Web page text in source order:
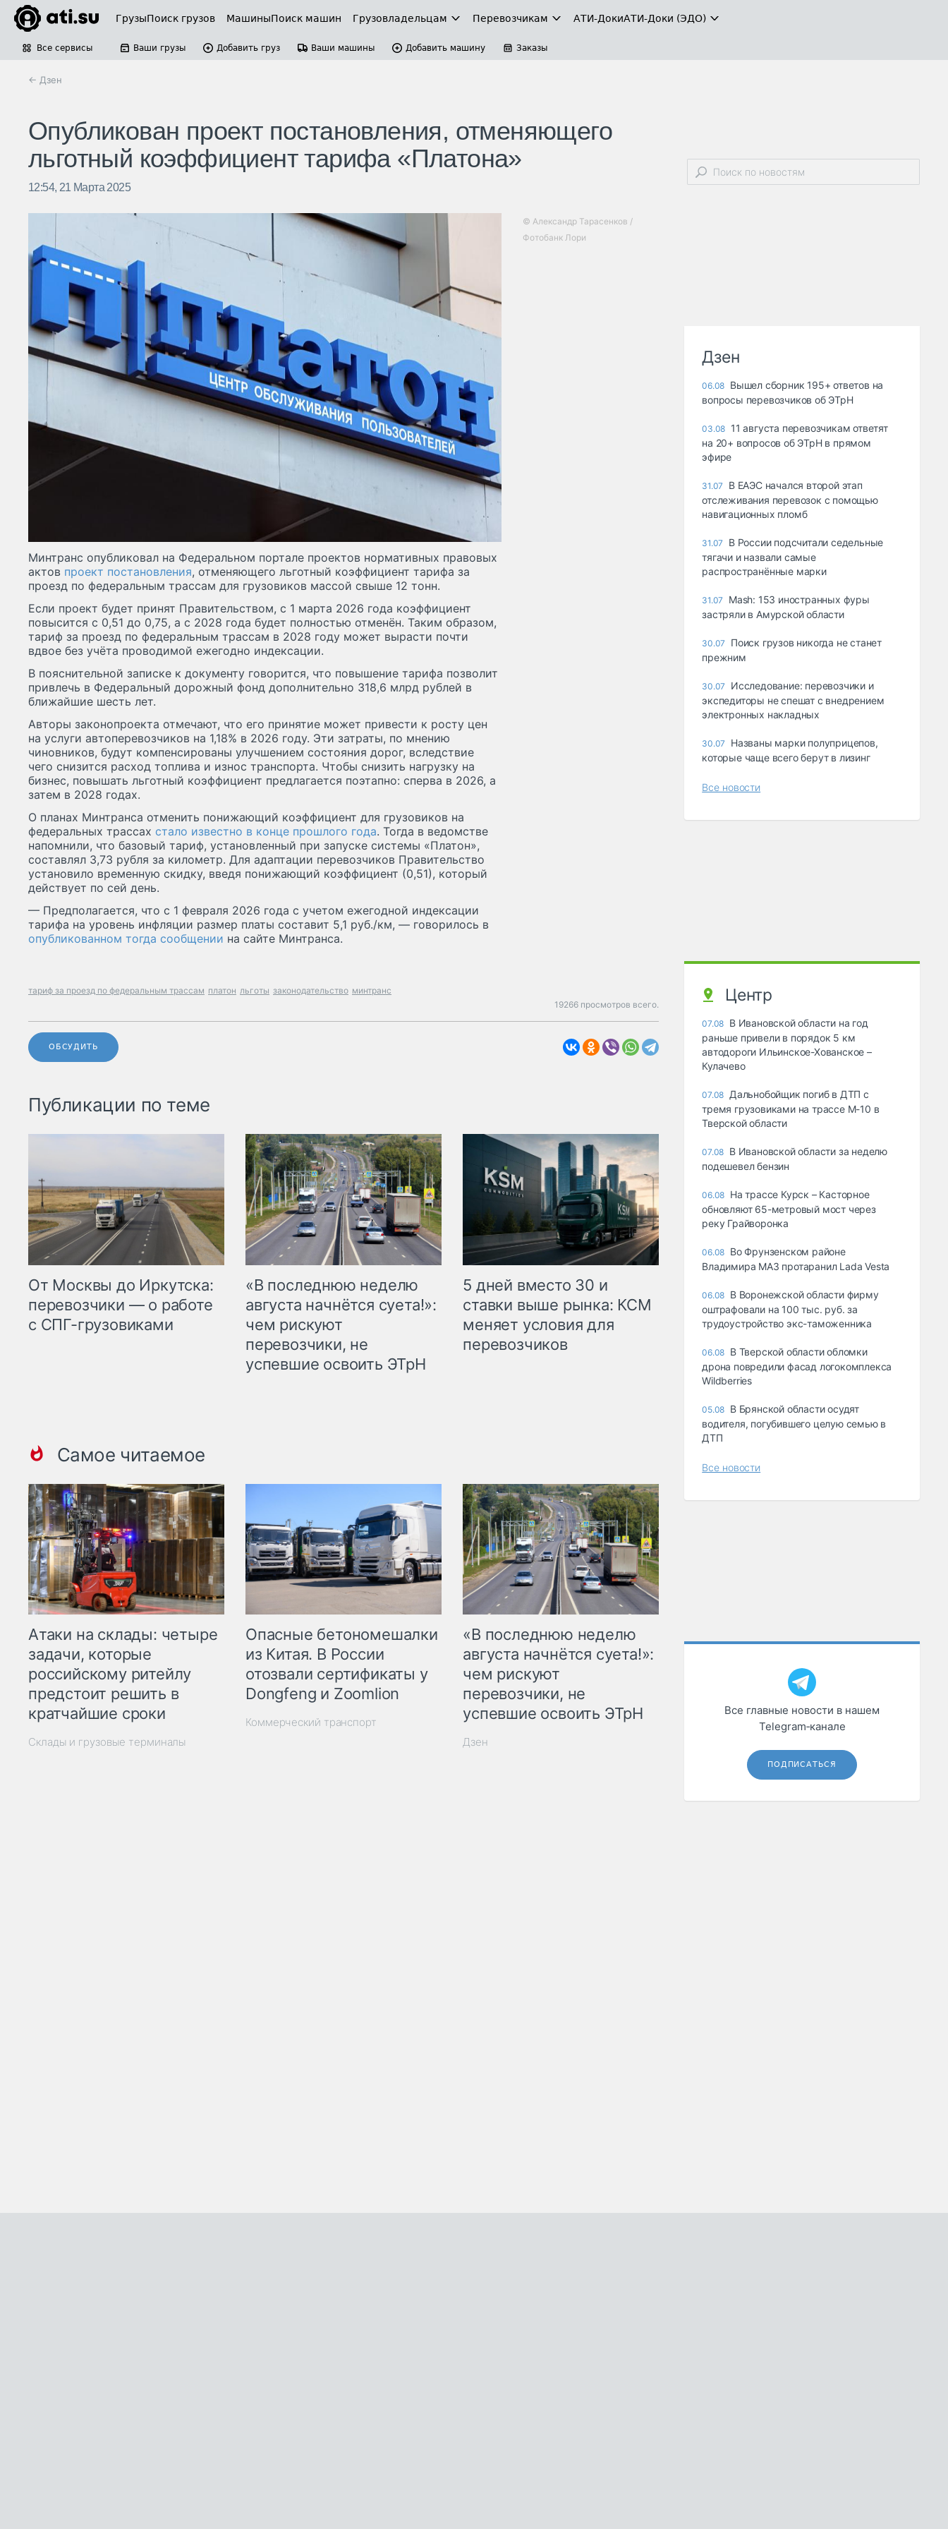
ГрузыПоиск грузов МашиныПоиск машин Грузовладельцам Перевозчикам АТИ-ДокиАТИ-Доки (ЭДО)
Все сервисы Ваши грузы Добавить груз Ваши машины Добавить машину Заказы
← Дзен
Опубликован проект постановления, отменяющего
льготный коэффициент тарифа «Платона»
12:54, 21 Марта 2025
© Александр Тарасенков /
Фотобанк Лори
Минтранс опубликовал на Федеральном портале проектов нормативных правовых
актов проект постановления, отменяющего льготный коэффициент тарифа за
проезд по федеральным трассам для грузовиков массой свыше 12 тонн.
Если проект будет принят Правительством, с 1 марта 2026 года коэффициент
повысится с 0,51 до 0,75, а с 2028 года будет полностью отменён. Таким образом,
тариф за проезд по федеральным трассам в 2028 году может вырасти почти
вдвое без учёта проводимой ежегодно индексации.
В пояснительной записке к документу говорится, что повышение тарифа позволит
привлечь в Федеральный дорожный фонд дополнительно 318,6 млрд рублей в
ближайшие шесть лет.
Авторы законопроекта отмечают, что его принятие может привести к росту цен
на услуги автоперевозчиков на 1,18% в 2026 году. Эти затраты, по мнению
чиновников, будут компенсированы улучшением состояния дорог, вследствие
чего снизится расход топлива и износ транспорта. Чтобы снизить нагрузку на
бизнес, повышать льготный коэффициент предлагается поэтапно: сперва в 2026, а
затем в 2028 годах.
О планах Минтранса отменить понижающий коэффициент для грузовиков на
федеральных трассах стало известно в конце прошлого года. Тогда в ведомстве
напомнили, что базовый тариф, установленный при запуске системы «Платон»,
составлял 3,73 рубля за километр. Для адаптации перевозчиков Правительство
установило временную скидку, введя понижающий коэффициент (0,51), который
действует по сей день.
— Предполагается, что с 1 февраля 2026 года с учетом ежегодной индексации
тарифа на уровень инфляции размер платы составит 5,1 руб./км, — говорилось в
опубликованном тогда сообщении на сайте Минтранса.
тариф за проезд по федеральным трассам платон льготы законодательство минтранс
19266 просмотров всего.
ОБСУДИТЬ
Публикации по теме
От Москвы до Иркутска:
перевозчики — о работе
с СПГ-грузовиками
«В последнюю неделю
августа начнётся суета!»:
чем рискуют
перевозчики, не
успевшие освоить ЭТрН
5 дней вместо 30 и
ставки выше рынка: КСМ
меняет условия для
перевозчиков
Самое читаемое
Атаки на склады: четыре
задачи, которые
российскому ритейлу
предстоит решить в
кратчайшие сроки
Склады и грузовые терминалы
Опасные бетономешалки
из Китая. В России
отозвали сертификаты у
Dongfeng и Zoomlion
Коммерческий транспорт
«В последнюю неделю
августа начнётся суета!»:
чем рискуют
перевозчики, не
успевшие освоить ЭТрН
Дзен
Дзен
06.08 Вышел сборник 195+ ответов на
вопросы перевозчиков об ЭТрН
03.08 11 августа перевозчикам ответят
на 20+ вопросов об ЭТрН в прямом
эфире
31.07
В ЕАЭС начался второй этап
отслеживания перевозок с помощью
навигационных пломб
31.07
В России подсчитали седельные
тягачи и назвали самые
распространённые марки
31.07
Mash: 153 иностранных фуры
застряли в Амурской области
30.07
Поиск грузов никогда не станет
прежним
30.07
Исследование: перевозчики и
экспедиторы не спешат с внедрением
электронных накладных
30.07
Названы марки полуприцепов,
которые чаще всего берут в лизинг
Все новости
Центр
07.08 В Ивановской области на год
раньше привели в порядок 5 км
автодороги Ильинское-Хованское –
Кулачево
07.08 Дальнобойщик погиб в ДТП с
тремя грузовиками на трассе М-10 в
Тверской области
07.08 В Ивановской области за неделю
подешевел бензин
06.08 На трассе Курск – Касторное
обновляют 65-метровый мост через
реку Грайворонка
06.08 Во Фрунзенском районе
Владимира МАЗ протаранил Lada Vesta
06.08 В Воронежской области фирму
оштрафовали на 100 тыс. руб. за
трудоустройство экс-таможенника
06.08 В Тверской области обломки
дрона повредили фасад логокомплекса
Wildberries
05.08 В Брянской области осудят
водителя, погубившего целую семью в
ДТП
Все новости
Все главные новости в нашем
Telegram‑канале
ПОДПИСАТЬСЯ